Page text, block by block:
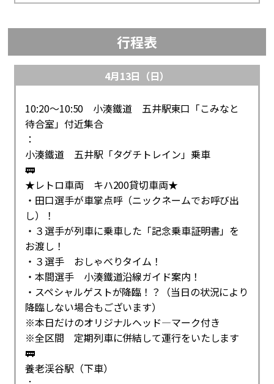
行程表
4月13日（日）
10:20～10:50 小湊鐵道 五井駅東口「こみなと
待合室」付近集合
：
小湊鐵道 五井駅「タグチトレイン」乗車
🚃
★レトロ車両 キハ200貸切車両★
・田口選手が車掌点呼（ニックネームでお呼び出
し）！
・３選手が列車に乗車した「記念乗車証明書」を
お渡し！
・３選手 おしゃべりタイム！
・本間選手 小湊鐵道沿線ガイド案内！
・スペシャルゲストが降臨！？（当日の状況により
降臨しない場合もございます）
※本日だけのオリジナルヘッド―マーク付き
※全区間 定期列車に併結して運行をいたします
🚃
養老渓谷駅（下車）